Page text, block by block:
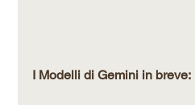
I Modelli di Gemini in breve: